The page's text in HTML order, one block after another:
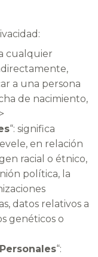
cualquier
a una persona
de nacimiento,
“: significa
en relación
racial o étnico,
política, la
datos relativos a
genéticos o
“: